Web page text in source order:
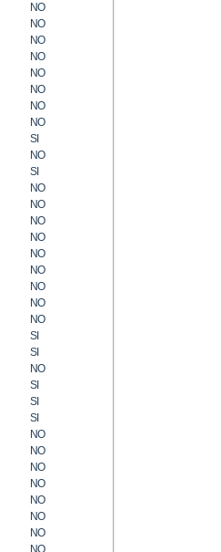
NO
NO
NO
NO
NO
NO
NO
NO
SI
NO
SI
NO
NO
NO
NO
NO
NO
NO
NO
NO
SI
SI
NO
SI
SI
SI
NO
NO
NO
NO
NO
NO
NO